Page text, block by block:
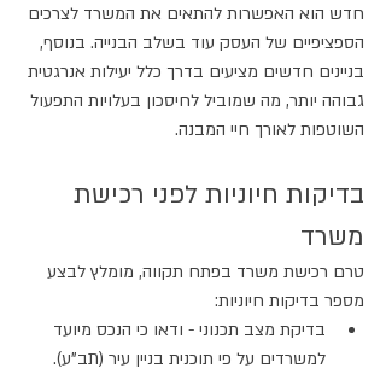
חדש הוא האפשרות להתאים את המשרד לצרכים
הספציפיים של העסק עוד בשלב הבנייה. בנוסף,
בניינים חדשים מציעים בדרך כלל יעילות אנרגטית
גבוהה יותר, מה שמוביל לחיסכון בעלויות התפעול
השוטפות לאורך חיי המבנה.
בדיקות חיוניות לפני רכישת
משרד
טרם רכישת משרד בפתח תקווה, מומלץ לבצע
מספר בדיקות חיוניות:
בדיקת מצב תכנוני - ודאו כי הנכס מיועד
למשרדים על פי תוכנית בניין עיר (תב"ע).